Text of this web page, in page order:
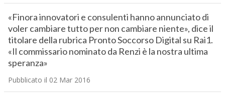
«Finora innovatori e consulenti hanno annunciato di
voler cambiare tutto per non cambiare niente», dice il
titolare della rubrica Pronto Soccorso Digital su Rai1.
«Il commissario nominato da Renzi è la nostra ultima
speranza»
Pubblicato il 02 Mar 2016